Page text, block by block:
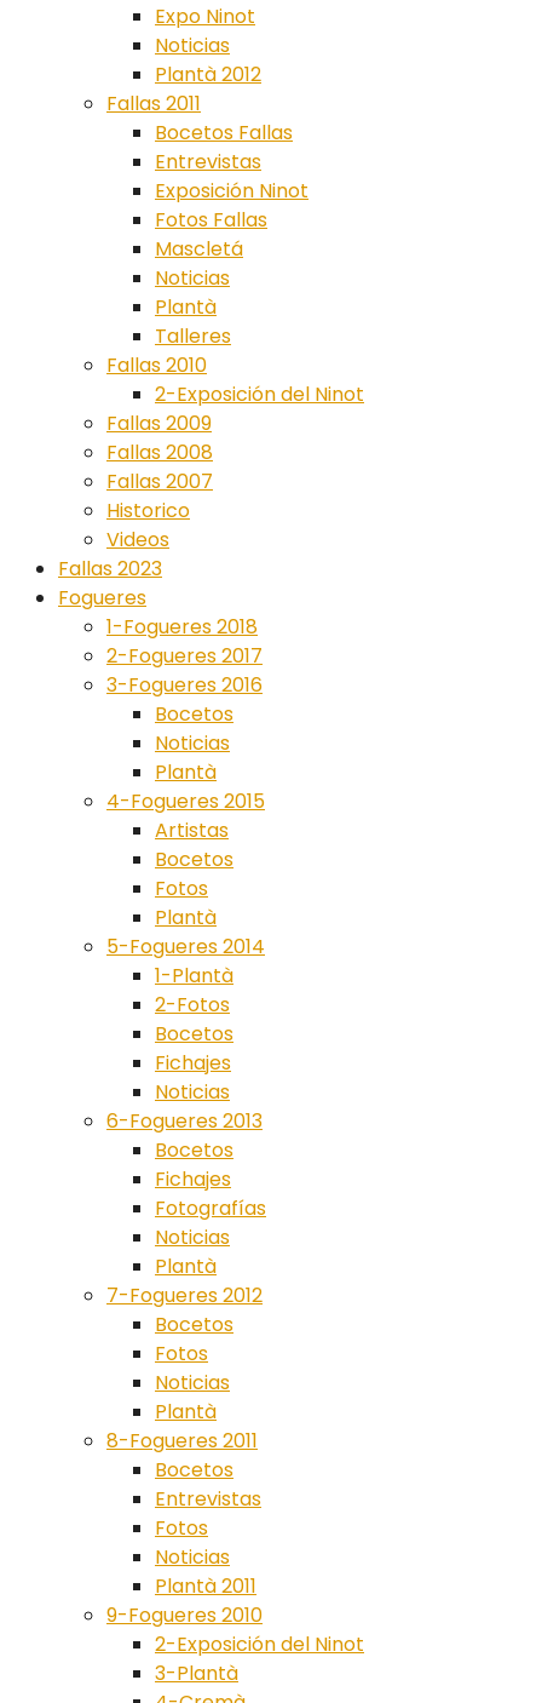
Expo Ninot
Noticias
Plantà 2012
Fallas 2011
Bocetos Fallas
Entrevistas
Exposición Ninot
Fotos Fallas
Mascletá
Noticias
Plantà
Talleres
Fallas 2010
2-Exposición del Ninot
Fallas 2009
Fallas 2008
Fallas 2007
Historico
Videos
Fallas 2023
Fogueres
1-Fogueres 2018
2-Fogueres 2017
3-Fogueres 2016
Bocetos
Noticias
Plantà
4-Fogueres 2015
Artistas
Bocetos
Fotos
Plantà
5-Fogueres 2014
1-Plantà
2-Fotos
Bocetos
Fichajes
Noticias
6-Fogueres 2013
Bocetos
Fichajes
Fotografías
Noticias
Plantà
7-Fogueres 2012
Bocetos
Fotos
Noticias
Plantà
8-Fogueres 2011
Bocetos
Entrevistas
Fotos
Noticias
Plantà 2011
9-Fogueres 2010
2-Exposición del Ninot
3-Plantà